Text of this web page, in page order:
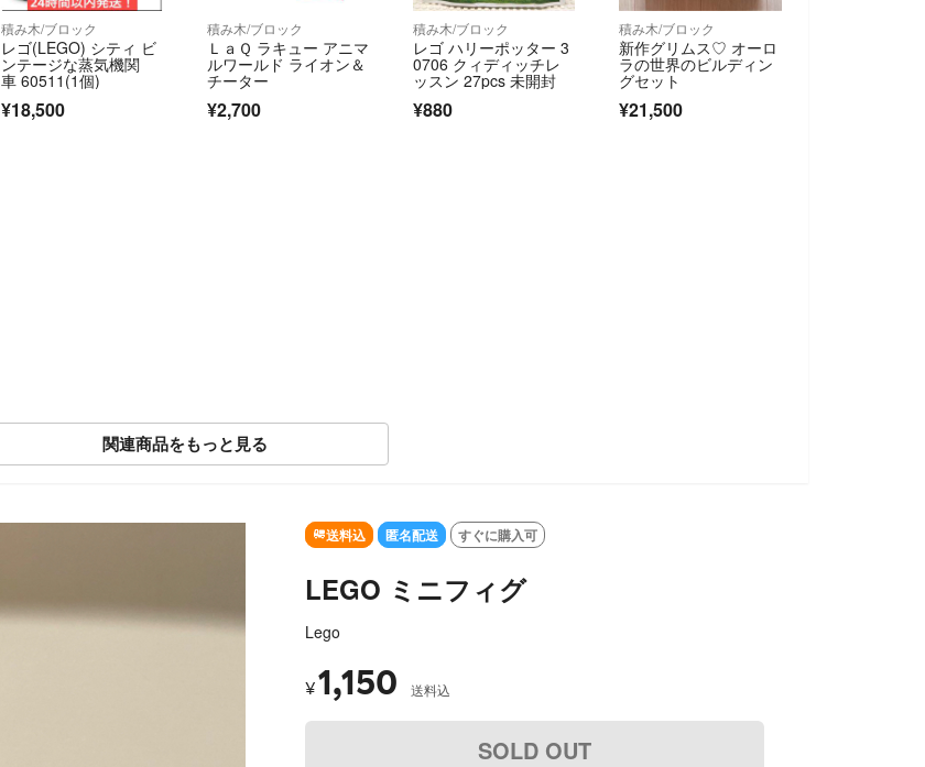
積み木/ブロック
レゴ(LEGO) シティ ビ
ンテージな蒸気機関
車 60511(1個)
¥18,500
積み木/ブロック
ＬａＱ ラキュー アニマ
ルワールド ライオン＆
チーター
¥2,700
積み木/ブロック
レゴ ハリーポッター 3
0706 クィディッチレ
ッスン 27pcs 未開封
¥880
積み木/ブロック
新作グリムス♡ オーロ
ラの世界のビルディン
グセット
¥21,500
関連商品をもっと見る
送料込 匿名配送 すぐに購入可
LEGO ミニフィグ
Lego
¥1,150 送料込
SOLD OUT